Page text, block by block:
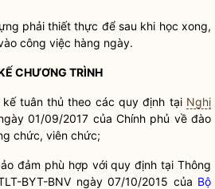
phải thiết thực để sau khi học xong,
công việc hàng ngày.
CHƯƠNG TRÌNH
tuân thủ theo các quy định tại Nghị
01/09/2017 của Chính phủ về đào
chức, viên chức;
đảm phù hợp với quy định tại Thông
BYT-BNV ngày 07/10/2015 của Bộ